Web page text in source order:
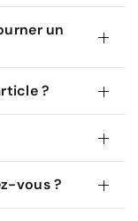
un
?
vous ?